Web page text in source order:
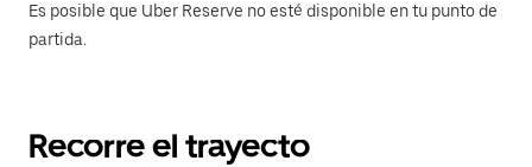
Es posible que Uber Reserve no esté disponible en tu punto de
partida.
Recorre el trayecto